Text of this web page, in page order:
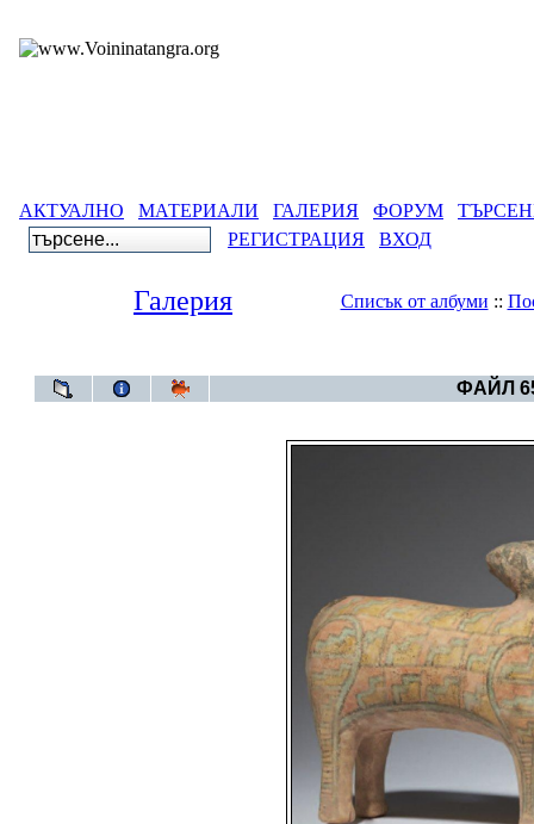
АКТУАЛНО МАТЕРИАЛИ ГАЛЕРИЯ ФОРУМ
РЕГИСТРАЦИЯ
ВХОД
Галерия Списък от албуми ::
ФАЙЛ